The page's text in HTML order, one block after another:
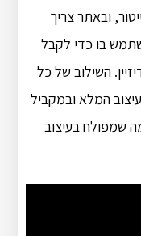
ובאתר צריך
בו כדי לקבל
השילוב של כל
המלא ובמקביל
שמפולח בעיצוב